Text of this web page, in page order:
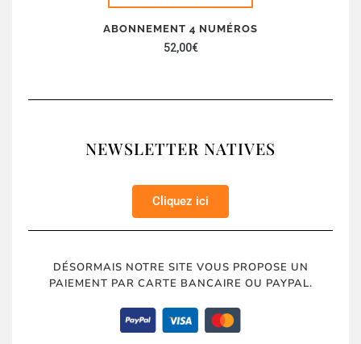
ABONNEMENT 4 NUMÉROS
52,00€
NEWSLETTER NATIVES
Cliquez ici
DÉSORMAIS NOTRE SITE VOUS PROPOSE UN
PAIEMENT PAR CARTE BANCAIRE OU PAYPAL.